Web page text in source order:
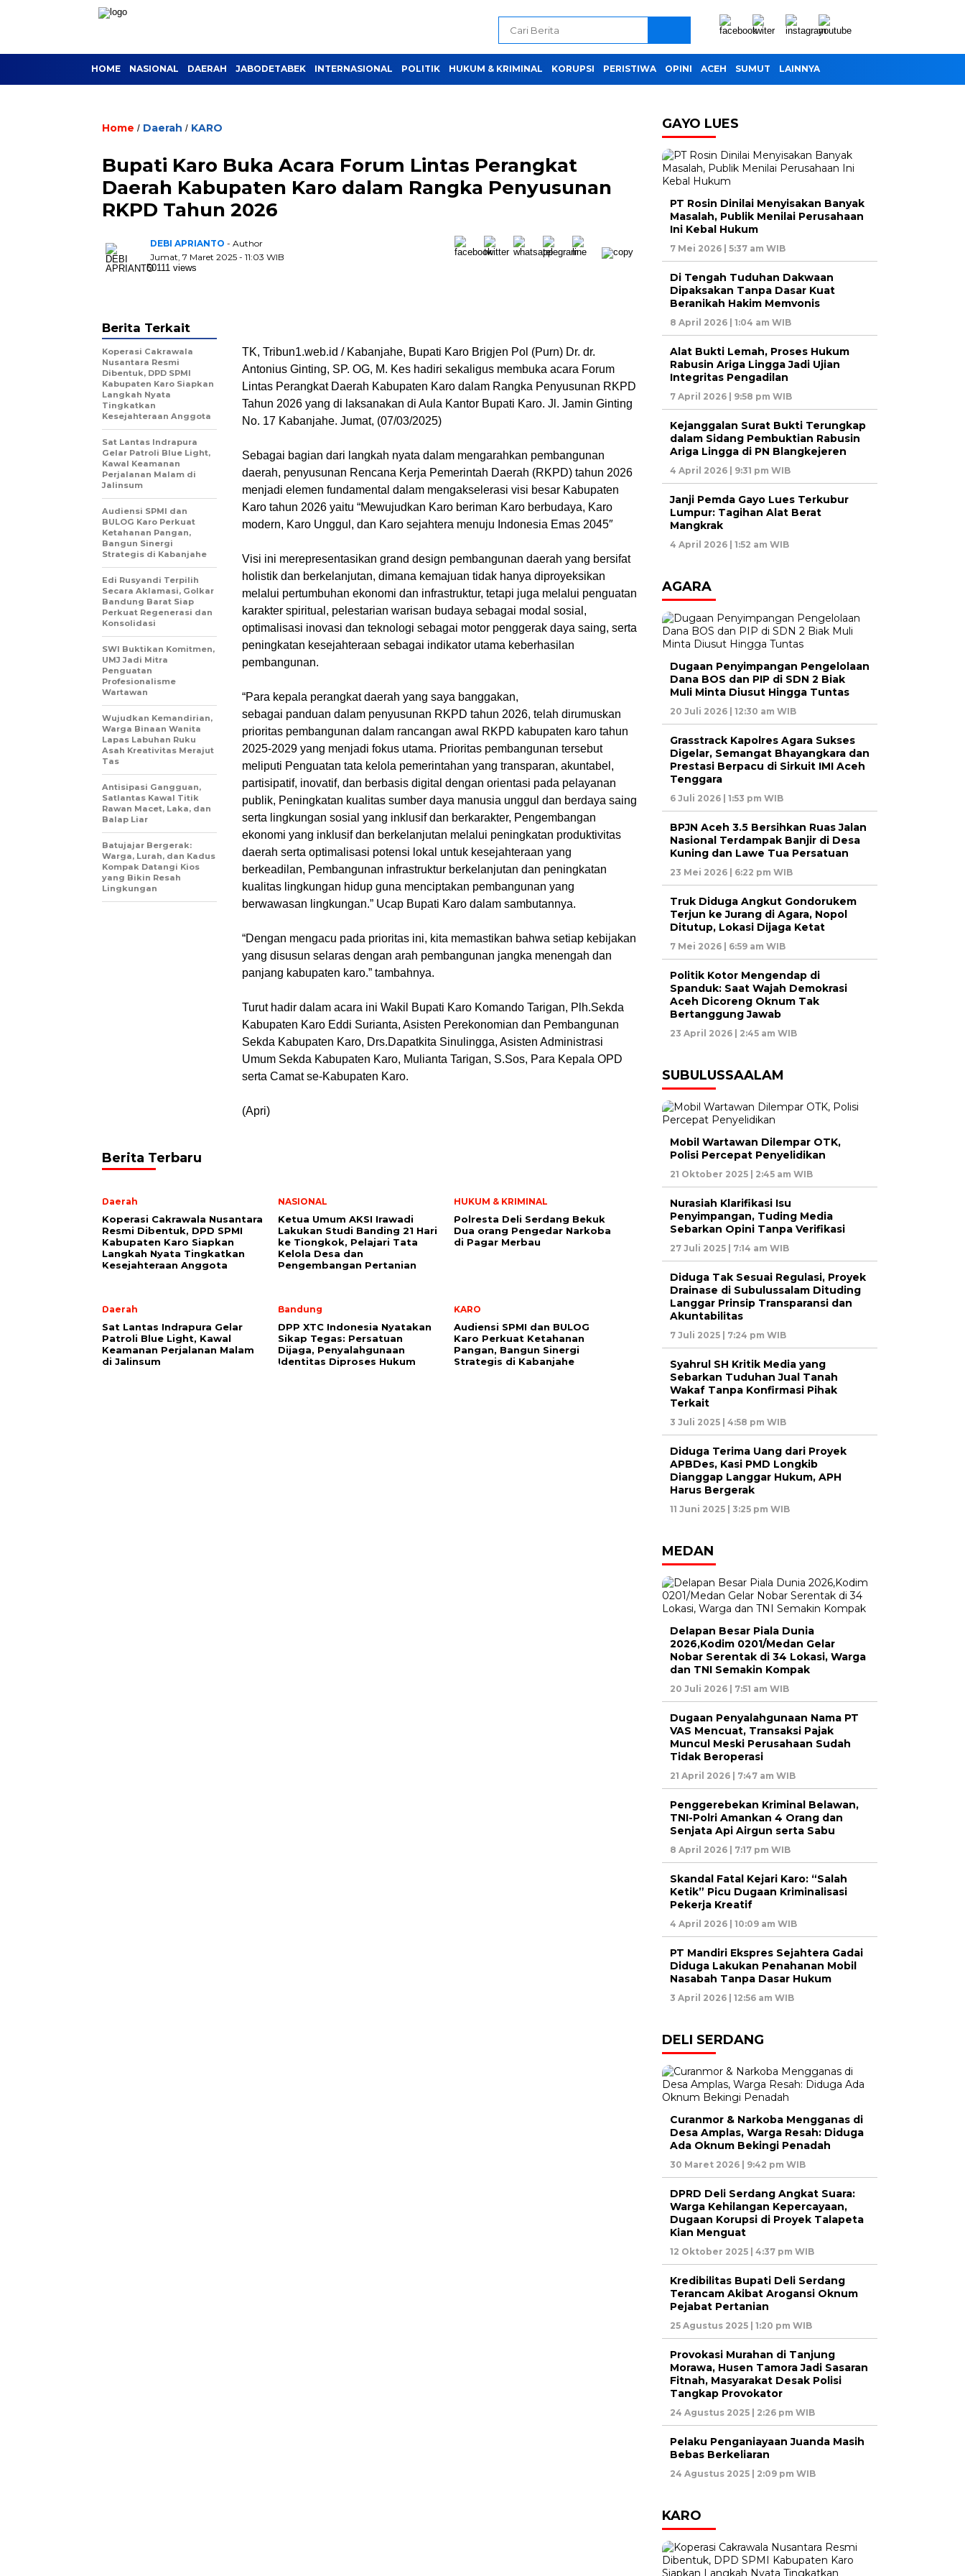
HOME NASIONAL DAERAH JABODETABEK INTERNASIONAL POLITIK HUKUM & KRIMINAL KORUPSI PERISTIWA OPINI ACEH SUMUT LAINNYA
Home / Daerah / KARO
Bupati Karo Buka Acara Forum Lintas Perangkat
Daerah Kabupaten Karo dalam Rangka Penyusunan
RKPD Tahun 2026
DEBI APRIANTO - Author
Jumat, 7 Maret 2025 - 11:03 WIB
50111 views
TK, Tribun1.web.id / Kabanjahe, Bupati Karo Brigjen Pol (Purn) Dr. dr.
Antonius Ginting, SP. OG, M. Kes hadiri sekaligus membuka acara Forum
Lintas Perangkat Daerah Kabupaten Karo dalam Rangka Penyusunan RKPD
Tahun 2026 yang di laksanakan di Aula Kantor Bupati Karo. Jl. Jamin Ginting
No. 17 Kabanjahe. Jumat, (07/03/2025)
Sebagai bagian dari langkah nyata dalam mengarahkan pembangunan
daerah, penyusunan Rencana Kerja Pemerintah Daerah (RKPD) tahun 2026
menjadi elemen fundamental dalam mengakselerasi visi besar Kabupaten
Karo tahun 2026 yaitu “Mewujudkan Karo beriman Karo berbudaya, Karo
modern, Karo Unggul, dan Karo sejahtera menuju Indonesia Emas 2045″
Visi ini merepresentasikan grand design pembangunan daerah yang bersifat
holistik dan berkelanjutan, dimana kemajuan tidak hanya diproyeksikan
melalui pertumbuhan ekonomi dan infrastruktur, tetapi juga melalui penguatan
karakter spiritual, pelestarian warisan budaya sebagai modal sosial,
optimalisasi inovasi dan teknologi sebagai motor penggerak daya saing, serta
peningkatan kesejahteraan sebagai indikator utama keberhasilan
pembangunan.
“Para kepala perangkat daerah yang saya banggakan,
sebagai panduan dalam penyusunan RKPD tahun 2026, telah dirumuskan
prioritas pembangunan dalam rancangan awal RKPD kabupaten karo tahun
2025-2029 yang menjadi fokus utama. Prioritas pembangunan tersebut
meliputi Penguatan tata kelola pemerintahan yang transparan, akuntabel,
partisipatif, inovatif, dan berbasis digital dengan orientasi pada pelayanan
publik, Peningkatan kualitas sumber daya manusia unggul dan berdaya saing
serta lingkungan sosial yang inklusif dan berkarakter, Pengembangan
ekonomi yang inklusif dan berkelanjutan melalui peningkatan produktivitas
daerah serta optimalisasi potensi lokal untuk kesejahteraan yang
berkeadilan, Pembangunan infrastruktur berkelanjutan dan peningkatan
kualitas lingkungan hidup guna menciptakan pembangunan yang
berwawasan lingkungan.” Ucap Bupati Karo dalam sambutannya.
“Dengan mengacu pada prioritas ini, kita memastikan bahwa setiap kebijakan
yang disusun selaras dengan arah pembangunan jangka menengah dan
panjang kabupaten karo.” tambahnya.
Turut hadir dalam acara ini Wakil Bupati Karo Komando Tarigan, Plh.Sekda
Kabupaten Karo Eddi Surianta, Asisten Perekonomian dan Pembangunan
Sekda Kabupaten Karo, Drs.Dapatkita Sinulingga, Asisten Administrasi
Umum Sekda Kabupaten Karo, Mulianta Tarigan, S.Sos, Para Kepala OPD
serta Camat se-Kabupaten Karo.
(Apri)
Berita Terkait
Koperasi Cakrawala
Nusantara Resmi
Dibentuk, DPD SPMI
Kabupaten Karo Siapkan
Langkah Nyata
Tingkatkan
Kesejahteraan Anggota
Sat Lantas Indrapura
Gelar Patroli Blue Light,
Kawal Keamanan
Perjalanan Malam di
Jalinsum
Audiensi SPMI dan
BULOG Karo Perkuat
Ketahanan Pangan,
Bangun Sinergi
Strategis di Kabanjahe
Edi Rusyandi Terpilih
Secara Aklamasi, Golkar
Bandung Barat Siap
Perkuat Regenerasi dan
Konsolidasi
SWI Buktikan Komitmen,
UMJ Jadi Mitra
Penguatan
Profesionalisme
Wartawan
Wujudkan Kemandirian,
Warga Binaan Wanita
Lapas Labuhan Ruku
Asah Kreativitas Merajut
Tas
Antisipasi Gangguan,
Satlantas Kawal Titik
Rawan Macet, Laka, dan
Balap Liar
Batujajar Bergerak:
Warga, Lurah, dan Kadus
Kompak Datangi Kios
yang Bikin Resah
Lingkungan
Berita Terbaru
Daerah
Koperasi Cakrawala Nusantara
Resmi Dibentuk, DPD SPMI
Kabupaten Karo Siapkan
Langkah Nyata Tingkatkan
Kesejahteraan Anggota
NASIONAL
Ketua Umum AKSI Irawadi
Lakukan Studi Banding 21 Hari
ke Tiongkok, Pelajari Tata
Kelola Desa dan
Pengembangan Pertanian
HUKUM & KRIMINAL
Polresta Deli Serdang Bekuk
Dua orang Pengedar Narkoba
di Pagar Merbau
Daerah
Sat Lantas Indrapura Gelar
Patroli Blue Light, Kawal
Keamanan Perjalanan Malam
di Jalinsum
Bandung
DPP XTC Indonesia Nyatakan
Sikap Tegas: Persatuan
Dijaga, Penyalahgunaan
Identitas Diproses Hukum
KARO
Audiensi SPMI dan BULOG
Karo Perkuat Ketahanan
Pangan, Bangun Sinergi
Strategis di Kabanjahe
GAYO LUES
PT Rosin Dinilai Menyisakan Banyak
Masalah, Publik Menilai Perusahaan
Ini Kebal Hukum
7 Mei 2026 | 5:37 am WIB
Di Tengah Tuduhan Dakwaan
Dipaksakan Tanpa Dasar Kuat
Beranikah Hakim Memvonis
8 April 2026 | 1:04 am WIB
Alat Bukti Lemah, Proses Hukum
Rabusin Ariga Lingga Jadi Ujian
Integritas Pengadilan
7 April 2026 | 9:58 pm WIB
Kejanggalan Surat Bukti Terungkap
dalam Sidang Pembuktian Rabusin
Ariga Lingga di PN Blangkejeren
4 April 2026 | 9:31 pm WIB
Janji Pemda Gayo Lues Terkubur
Lumpur: Tagihan Alat Berat
Mangkrak
4 April 2026 | 1:52 am WIB
AGARA
Dugaan Penyimpangan Pengelolaan
Dana BOS dan PIP di SDN 2 Biak
Muli Minta Diusut Hingga Tuntas
20 Juli 2026 | 12:30 am WIB
Grasstrack Kapolres Agara Sukses
Digelar, Semangat Bhayangkara dan
Prestasi Berpacu di Sirkuit IMI Aceh
Tenggara
6 Juli 2026 | 1:53 pm WIB
BPJN Aceh 3.5 Bersihkan Ruas Jalan
Nasional Terdampak Banjir di Desa
Kuning dan Lawe Tua Persatuan
23 Mei 2026 | 6:22 pm WIB
Truk Diduga Angkut Gondorukem
Terjun ke Jurang di Agara, Nopol
Ditutup, Lokasi Dijaga Ketat
7 Mei 2026 | 6:59 am WIB
Politik Kotor Mengendap di
Spanduk: Saat Wajah Demokrasi
Aceh Dicoreng Oknum Tak
Bertanggung Jawab
23 April 2026 | 2:45 am WIB
SUBULUSSAALAM
Mobil Wartawan Dilempar OTK,
Polisi Percepat Penyelidikan
21 Oktober 2025 | 2:45 am WIB
Nurasiah Klarifikasi Isu
Penyimpangan, Tuding Media
Sebarkan Opini Tanpa Verifikasi
27 Juli 2025 | 7:14 am WIB
Diduga Tak Sesuai Regulasi, Proyek
Drainase di Subulussalam Dituding
Langgar Prinsip Transparansi dan
Akuntabilitas
7 Juli 2025 | 7:24 pm WIB
Syahrul SH Kritik Media yang
Sebarkan Tuduhan Jual Tanah
Wakaf Tanpa Konfirmasi Pihak
Terkait
3 Juli 2025 | 4:58 pm WIB
Diduga Terima Uang dari Proyek
APBDes, Kasi PMD Longkib
Dianggap Langgar Hukum, APH
Harus Bergerak
11 Juni 2025 | 3:25 pm WIB
MEDAN
Delapan Besar Piala Dunia
2026,Kodim 0201/Medan Gelar
Nobar Serentak di 34 Lokasi, Warga
dan TNI Semakin Kompak
20 Juli 2026 | 7:51 am WIB
Dugaan Penyalahgunaan Nama PT
VAS Mencuat, Transaksi Pajak
Muncul Meski Perusahaan Sudah
Tidak Beroperasi
21 April 2026 | 7:47 am WIB
Penggerebekan Kriminal Belawan,
TNI-Polri Amankan 4 Orang dan
Senjata Api Airgun serta Sabu
8 April 2026 | 7:17 pm WIB
Skandal Fatal Kejari Karo: “Salah
Ketik” Picu Dugaan Kriminalisasi
Pekerja Kreatif
4 April 2026 | 10:09 am WIB
PT Mandiri Ekspres Sejahtera Gadai
Diduga Lakukan Penahanan Mobil
Nasabah Tanpa Dasar Hukum
3 April 2026 | 12:56 am WIB
DELI SERDANG
Curanmor & Narkoba Mengganas di
Desa Amplas, Warga Resah: Diduga
Ada Oknum Bekingi Penadah
30 Maret 2026 | 9:42 pm WIB
DPRD Deli Serdang Angkat Suara:
Warga Kehilangan Kepercayaan,
Dugaan Korupsi di Proyek Talapeta
Kian Menguat
12 Oktober 2025 | 4:37 pm WIB
Kredibilitas Bupati Deli Serdang
Terancam Akibat Arogansi Oknum
Pejabat Pertanian
25 Agustus 2025 | 1:20 pm WIB
Provokasi Murahan di Tanjung
Morawa, Husen Tamora Jadi Sasaran
Fitnah, Masyarakat Desak Polisi
Tangkap Provokator
24 Agustus 2025 | 2:26 pm WIB
Pelaku Penganiayaan Juanda Masih
Bebas Berkeliaran
24 Agustus 2025 | 2:09 pm WIB
KARO